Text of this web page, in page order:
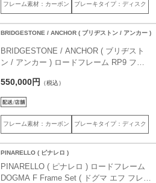
フレーム素材：カーボン ブレーキタイプ：ディスク
BRIDGESTONE / ANCHOR ( ブリヂストン / アンカー )
BRIDGESTONE / ANCHOR ( ブリヂスト
ン / アンカー ) ロードフレーム RP9 フレ
目安165cm前後 )
550,000円 （税込）
フレーム素材：カーボン ブレーキタイプ：ディスク
PINARELLO ( ピナレロ )
PINARELLO ( ピナレロ ) ロードフレーム
DOGMA F Frame Set ( ドグマ エフ フレー